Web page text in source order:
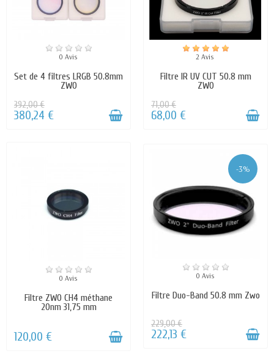
0 Avis
Set de 4 filtres LRGB 50.8mm
ZWO
392,00 €
380,24 €
2 Avis
Filtre IR UV CUT 50.8 mm
ZWO
71,00 €
68,00 €
0 Avis
Filtre ZWO CH4 méthane
20nm 31,75 mm
120,00 €
-3%
0 Avis
Filtre Duo-Band 50.8 mm Zwo
229,00 €
222,13 €